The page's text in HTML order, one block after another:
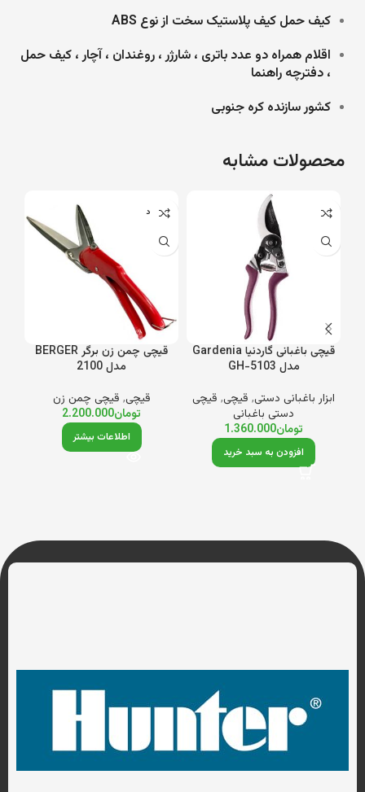
کیف حمل کیف پلاستیک سخت از نوع ABS
اقلام همراه دو عدد باتری ، شارژر ، روغندان ، آچار ، کیف حمل
، دفترچه راهنما
کشور سازنده کره جنوبی
محصولات مشابه
قیچی باغبانی گاردنیا Gardenia
مدل GH-5103
ابزار باغبانی دستی, قیچی, قیچی
دستی باغبانی
تومان1.360.000
افزودن به سبد خرید
ناموجود
قیچی چمن زن برگر BERGER
مدل 2100
قیچی, قیچی چمن زن
تومان2.200.000
اطلاعات بیشتر